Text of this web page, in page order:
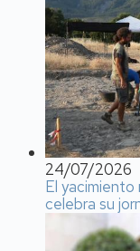
24/07/2026
El
celebra su